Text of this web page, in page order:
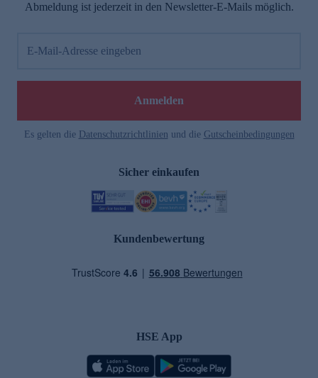
Abmeldung ist jederzeit in den Newsletter-E-Mails möglich.
E-Mail-Adresse eingeben
Anmelden
Es gelten die Datenschutzrichtlinien und die Gutscheinbedingungen
Sicher einkaufen
Kundenbewertung
HSE App